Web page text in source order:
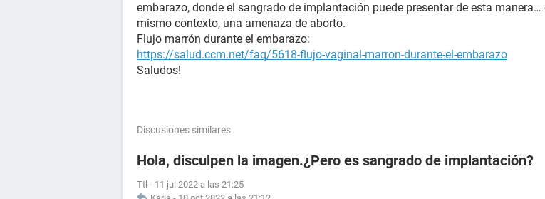
embarazo, donde el sangrado de implantación puede presentar de esta manera…
mismo contexto, una amenaza de aborto.
Flujo marrón durante el embarazo:
https://salud.ccm.net/faq/5618-flujo-vaginal-marron-durante-el-embarazo
Saludos!
Discusiones similares
Hola, disculpen la imagen.¿Pero es sangrado de implantación?
Ttl - 11 jul 2022 a las 21:25